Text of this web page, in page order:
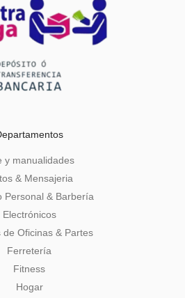
y manualidades
& Mensajeria
Personal & Barbería
Electrónicos
de Oficinas & Partes
Ferretería
Fitness
Hogar